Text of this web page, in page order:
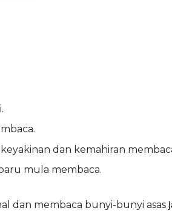
dan kemahiran
mula membaca.
dan membaca bunyi-bunyi asas